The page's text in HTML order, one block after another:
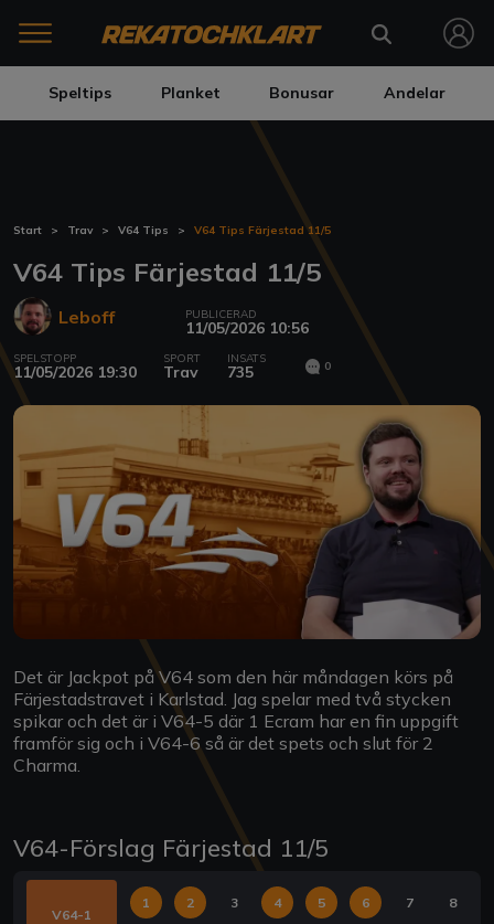
Speltips Planket Bonusar Andelar
Start Trav V64 Tips V64 Tips Färjestad 11/5
V64 Tips Färjestad 11/5
Leboff PUBLICERAD
11/05/2026 10:56
SPELSTOPP
11/05/2026 19:30
SPORT
Trav
INSATS
735 0
Det är Jackpot på V64 som den här måndagen körs på
Färjestadstravet i Karlstad. Jag spelar med två stycken
spikar och det är i V64-5 där 1 Ecram har en fin uppgift
framför sig och i V64-6 så är det spets och slut för 2
Charma.
V64-Förslag Färjestad 11/5
V64-1
1 2 3 4 5 6 7 8